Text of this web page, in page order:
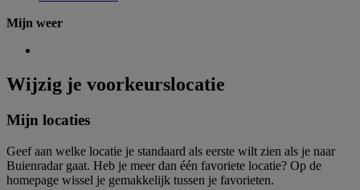
Mijn weer
Wijzig je voorkeurslocatie
Mijn locaties
Geef aan welke locatie je standaard als eerste wilt zien als je naar
Buienradar gaat. Heb je meer dan één favoriete locatie? Op de
homepage wissel je gemakkelijk tussen je favorieten.